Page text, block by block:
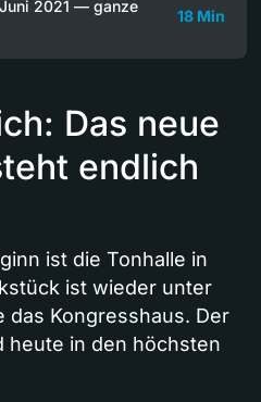
2021 — ganze
18 Min
Das neue
endlich
ist die Tonhalle in
ist wieder unter
das Kongresshaus. Der
heute in den höchsten